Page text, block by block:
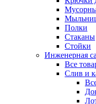
Полки
Стаканы
Стойки
Инженерная
Все
Слив и